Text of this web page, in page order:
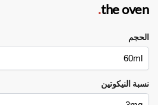
the oven
.
الحجم
نسبة النيكوتين